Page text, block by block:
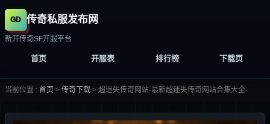
传奇私服发布网
新开传奇SF开服平台
首页 开服表 排行榜 下载页
当前位置 : 首页 > 传奇下载 > 超迷失传奇网站-最新超迷失传奇网站合集大全-